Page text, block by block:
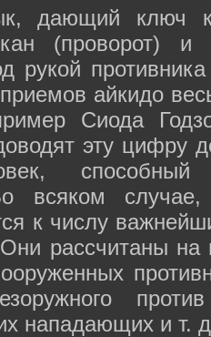
дающий ключ
(проворот)
рукой
айкидо
Сиода
эту цифру
всяком
к числу
рассчитаны
нападающих и т.